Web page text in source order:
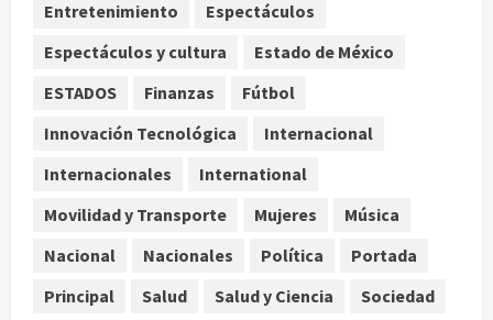
California
agosto 9, 2026
4
Enrique Serna presenta ‘El dios
y el poder prehispánico
agosto 9, 2026
De la medicina sencilla a la
complejidad moderna: cuando el
hospital
Entretenimiento
Espectáculos
Espectáculos y cultura
Estado de México
ESTADOS
Finanzas
Fútbol
Innovación Tecnológica
Internacional
Internacionales
International
Movilidad y Transporte
Mujeres
Música
Nacional
Nacionales Política
Portada
Principal
Salud Salud y Ciencia
Sociedad